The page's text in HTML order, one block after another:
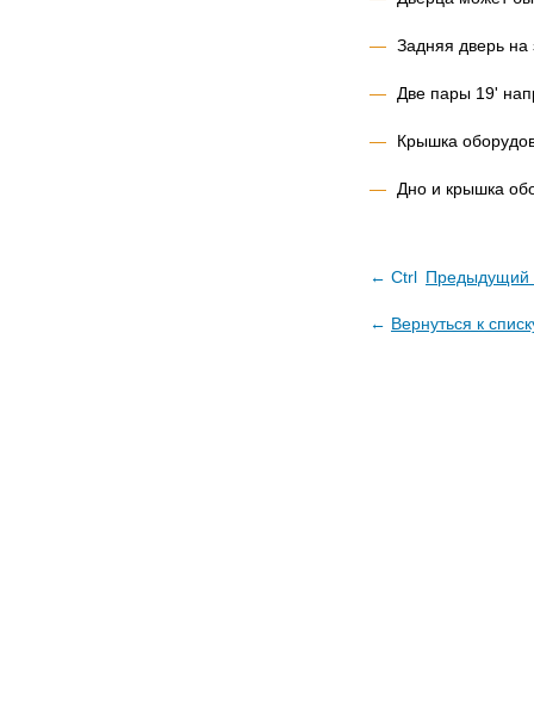
Задняя дверь
Две пары 19'
Крышка
Дно и крышка
← Ctrl Предыдущий
← Вернуться к